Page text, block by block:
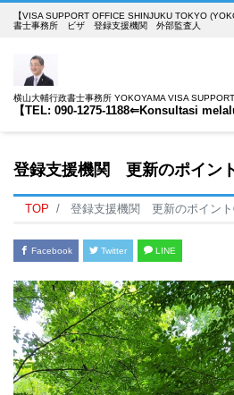
【VISA SUPPORT OFFICE SHINJUKU TOKYO
書士事務所 ビザ 登録支援機関 外部監査人
横山大輔行政書士事務所 YOKOYAMA VISA
【TEL: 090-1275-1188⇐Konsultasi
登録支援機関 更新のポイン
TOP 登録支援機関 更新のポイン
Facebook Twitter LINE